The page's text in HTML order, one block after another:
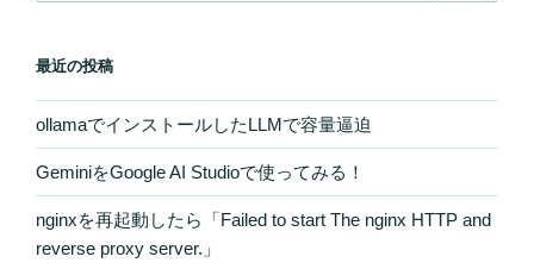
最近の投稿
ollamaでインストールしたLLMで容量逼迫
GeminiをGoogle AI Studioで使ってみる！
nginxを再起動したら「Failed to start The nginx HTTP and
reverse proxy server.」